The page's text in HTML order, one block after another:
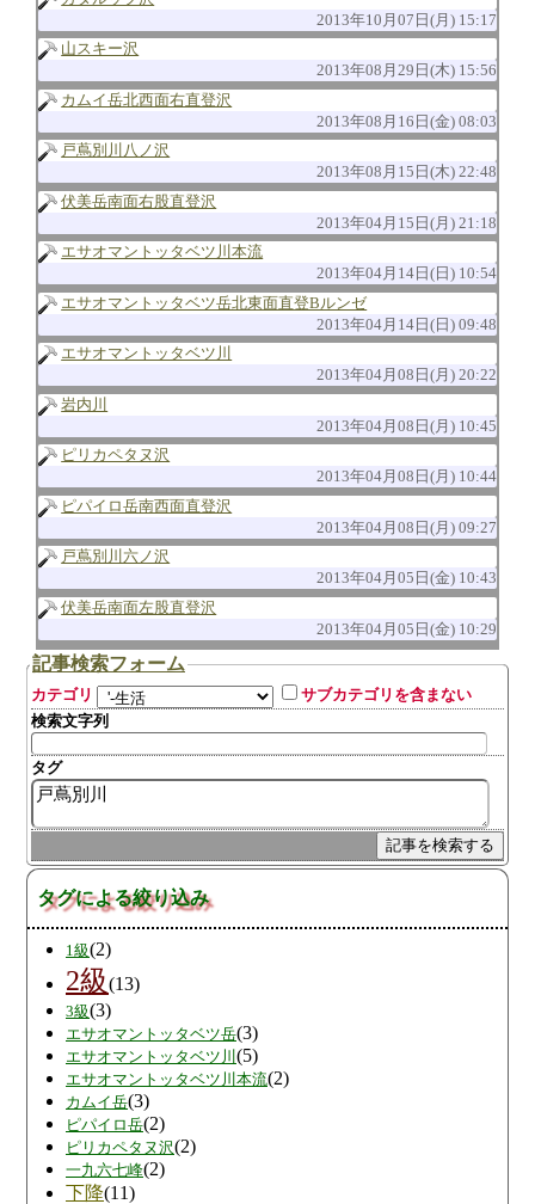
2013年10月07日(月) 15:17
山スキー沢
2013年08月29日(木) 15:56
カムイ岳北西面右直登沢
2013年08月16日(金) 08:03
戸蔦別川八ノ沢
2013年08月15日(木) 22:48
伏美岳南面右股直登沢
2013年04月15日(月) 21:18
エサオマントッタベツ川本流
2013年04月14日(日) 10:54
エサオマントッタベツ岳北東面直登Bルンゼ
2013年04月14日(日) 09:48
エサオマントッタベツ川
2013年04月08日(月) 20:22
岩内川
2013年04月08日(月) 10:45
ピリカペタヌ沢
2013年04月08日(月) 10:44
ピパイロ岳南西面直登沢
2013年04月08日(月) 09:27
戸蔦別川六ノ沢
2013年04月05日(金) 10:43
伏美岳南面左股直登沢
2013年04月05日(金) 10:29
記事検索フォーム
カテゴリ
サブカテゴリを含まない
検索文字列
タグ
タグによる絞り込み
1級(2)
2級(13)
3級(3)
エサオマントッタベツ岳(3)
エサオマントッタベツ川 (5)
エサオマントッタベツ川本流(2)
カムイ岳(3)
ピパイロ岳(2)
ピリカペタヌ沢(2)
一九六七峰(2)
下降(11)